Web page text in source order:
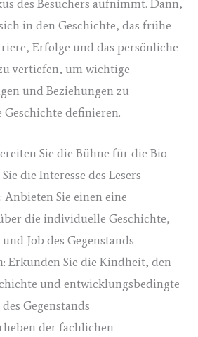
des Besuchers aufnimmt. Dann,
in den Geschichte, das frühe
Erfolge und das persönliche
vertiefen, um wichtige
und Beziehungen zu
definieren.
Sie die Bühne für die Bio
die Interesse des Lesers
Sie einen eine
die individuelle Geschichte,
Job des Gegenstands
Erkunden Sie die Kindheit, den
und entwicklungsbedingte
Gegenstands
der fachlichen